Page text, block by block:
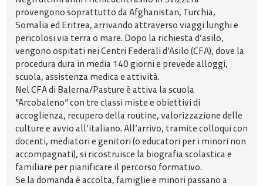
provengono soprattutto da Afghanistan, Turchia,
Somalia ed Eritrea, arrivando attraverso viaggi lunghi e
pericolosi via terra o mare. Dopo la richiesta d’asilo,
vengono ospitati nei Centri Federali d’Asilo (CFA), dove la
procedura dura in media 140 giorni e prevede alloggi,
scuola, assistenza medica e attività.
Nel CFA di Balerna/Pasture è attiva la scuola
“Arcobaleno” con tre classi miste e obiettivi di
accoglienza, recupero della routine, valorizzazione delle
culture e avvio all’italiano. All’arrivo, tramite colloqui con
docenti, mediatori e genitori (o educatori per i minori non
accompagnati), si ricostruisce la biografia scolastica e
familiare per pianificare il percorso formativo.
Se la domanda è accolta, famiglie e minori passano a